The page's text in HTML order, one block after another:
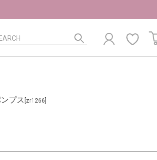
プス [zr1266]